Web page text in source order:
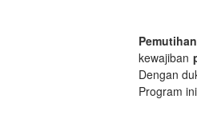
kewajiban
Dengan
Program